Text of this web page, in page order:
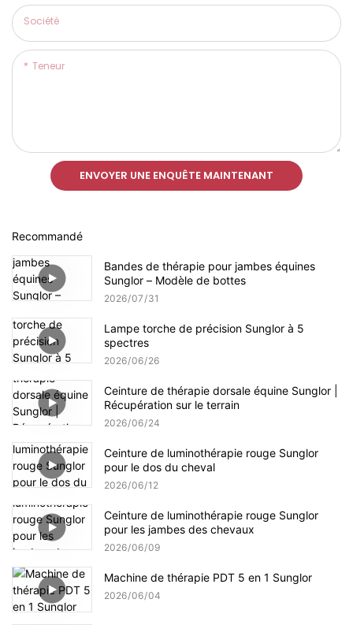
Société
Teneur
ENVOYER UNE ENQUÊTE MAINTENANT
Recommandé
Bandes de thérapie pour jambes équines
Sunglor – Modèle de bottes
2026 07 31
Lampe torche de précision Sunglor à 5
spectres
2026 06 26
Ceinture de thérapie dorsale équine Sunglor |
Récupération sur le terrain
2026 06 24
Ceinture de luminothérapie rouge Sunglor
pour le dos du cheval
2026 06 12
Ceinture de luminothérapie rouge Sunglor
pour les jambes des chevaux
2026 06 09
Machine de thérapie PDT 5 en 1 Sunglor
2026 06 04